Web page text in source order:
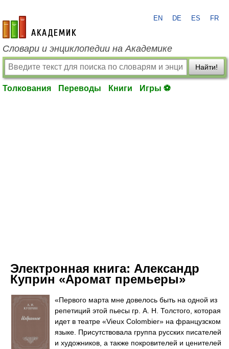
academic.ru
EN DE ES FR
Словари и энциклопедии на Академике
Найти!
Толкования Переводы Книги Игры ⚽
Электронная книга: Александр
Куприн «Аромат премьеры»
«Первого марта мне довелось быть на одной из
репетиций этой пьесы гр. А. Н. Толстого, которая
идет в театре «Vieux Colombier» на французском
языке. Присутствовала группа русских писателей
и художников, а также покровителей и ценителей